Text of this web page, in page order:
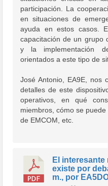
participación. La
en situaciones de
ayuda en estos casos.
capacitación de un grupo
y la implementación
orientados a este tipo de
José Antonio, EA9E, nos
detalles de este
operativos, en qué
miembros, cómo se
de EMCOM, etc.
El
existe por
m., por